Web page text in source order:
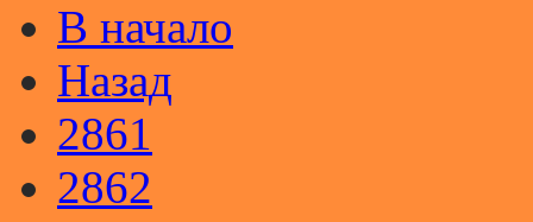
В начало
Назад
2861
2862